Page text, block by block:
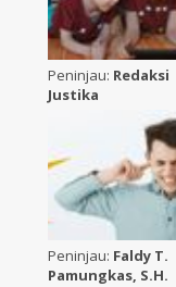
Peninjau: Redaksi
Justika
Peninjau: Faldy T.
Pamungkas, S.H.